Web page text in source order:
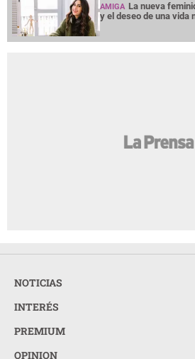
AMIGA La nueva
y el deseo de una vida
NOTICIAS
INTERÉS
PREMIUM
OPINION